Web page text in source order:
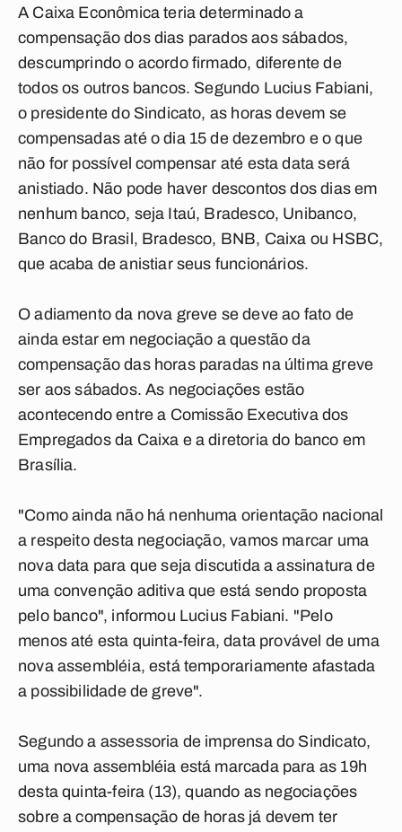
A Caixa Econômica teria determinado a
compensação dos dias parados aos sábados,
descumprindo o acordo firmado, diferente de
todos os outros bancos. Segundo Lucius Fabiani,
o presidente do Sindicato, as horas devem se
compensadas até o dia 15 de dezembro e o que
não for possível compensar até esta data será
anistiado. Não pode haver descontos dos dias em
nenhum banco, seja Itaú, Bradesco, Unibanco,
Banco do Brasil, Bradesco, BNB, Caixa ou HSBC,
que acaba de anistiar seus funcionários.
O adiamento da nova greve se deve ao fato de
ainda estar em negociação a questão da
compensação das horas paradas na última greve
ser aos sábados. As negociações estão
acontecendo entre a Comissão Executiva dos
Empregados da Caixa e a diretoria do banco em
Brasília.
"Como ainda não há nenhuma orientação nacional
a respeito desta negociação, vamos marcar uma
nova data para que seja discutida a assinatura de
uma convenção aditiva que está sendo proposta
pelo banco", informou Lucius Fabiani. "Pelo
menos até esta quinta-feira, data provável de uma
nova assembléia, está temporariamente afastada
a possibilidade de greve".
Segundo a assessoria de imprensa do Sindicato,
uma nova assembléia está marcada para as 19h
desta quinta-feira (13), quando as negociações
sobre a compensação de horas já devem ter